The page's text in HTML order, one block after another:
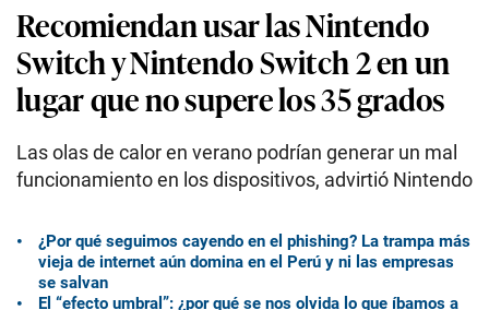
Recomiendan usar las Nintendo
Switch y Nintendo Switch 2 en un
lugar que no supere los 35 grados
Las olas de calor en verano podrían generar un mal
funcionamiento en los dispositivos, advirtió Nintendo
¿Por qué seguimos cayendo en el phishing? La trampa más
vieja de internet aún domina en el Perú y ni las empresas
se salvan
El “efecto umbral”: ¿por qué se nos olvida lo que íbamos a